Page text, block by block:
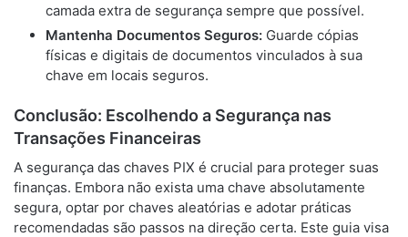
camada extra de segurança sempre que possível.
Mantenha Documentos Seguros: Guarde cópias
físicas e digitais de documentos vinculados à sua
chave em locais seguros.
Conclusão: Escolhendo a Segurança nas
Transações Financeiras
A segurança das chaves PIX é crucial para proteger suas
finanças. Embora não exista uma chave absolutamente
segura, optar por chaves aleatórias e adotar práticas
recomendadas são passos na direção certa. Este guia visa